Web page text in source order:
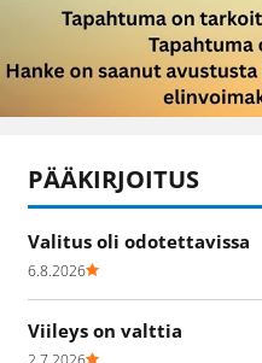
PÄÄKIRJOITUS
Valitus oli odotettavissa
6.8.2026
Viileys on valttia